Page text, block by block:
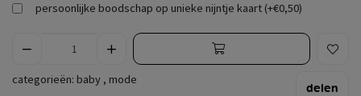
persoonlijke boodschap op unieke nijntje kaart (+€0,50)
categorieën: baby , mode
delen